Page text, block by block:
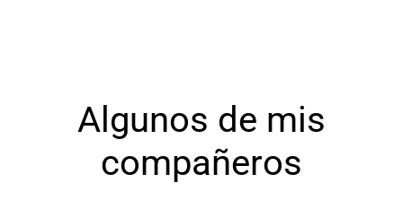
Algunos de mis
compañeros